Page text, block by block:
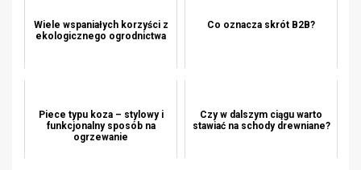
Wiele wspaniałych korzyści z
ekologicznego ogrodnictwa
Co oznacza skrót B2B?
Piece typu koza – stylowy i
funkcjonalny sposób na
ogrzewanie
Czy w dalszym ciągu warto
stawiać na schody drewniane?